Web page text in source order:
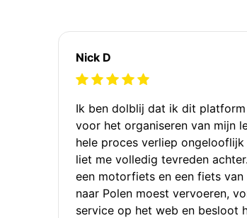
Nick D
Ik ben dolblij dat ik dit
voor het organiseren van mijn
hele proces verliep ongelooflijk
liet me volledig tevreden
een motorfiets en een fiets van
naar Polen moest vervoeren,
service op het web en besloot